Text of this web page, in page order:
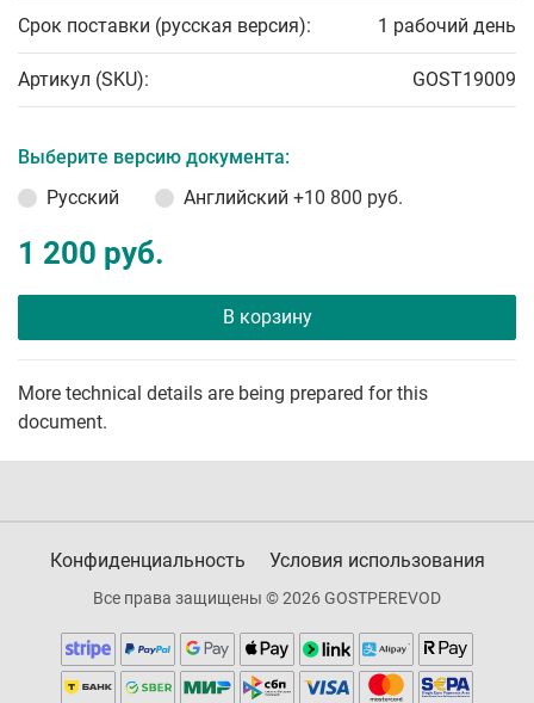
Срок поставки (русская версия): 1 рабочий день
Артикул (SKU): GOST19009
Выберите версию документа:
Русский
Английский +10 800 руб.
1 200 руб.
В корзину
More technical details are being prepared for this
document.
Конфиденциальность Условия использования
Все права защищены © 2026 GOSTPEREVOD